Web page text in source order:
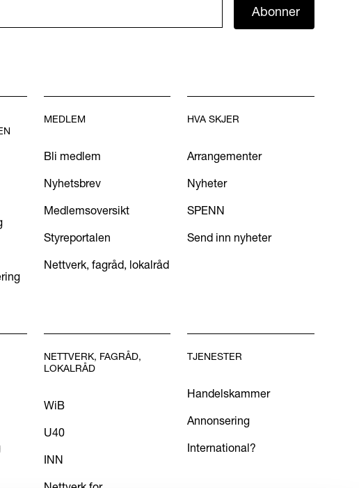
Abonner
MEDLEM
Bli medlem
Nyhetsbrev
Medlemsoversikt
Styreportalen
Nettverk, fagråd, lokalråd
HVA SKJER
Arrangementer
Nyheter
SPENN
Send inn nyheter
NETTVERK, FAGRÅD,
LOKALRÅD
WiB
U40
INN
TJENESTER
Handelskammer
Annonsering
International?